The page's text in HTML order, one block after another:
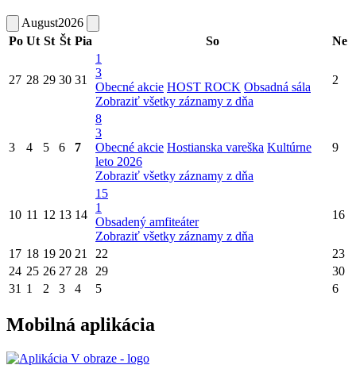
August2026
Po Ut St Št Pia So Ne
27 28 29 30 31
1
3
Obecné akcie HOST ROCK Obsadná sála
Zobraziť všetky záznamy z dňa
2
3 4 5 6 7
8
3
Obecné akcie Hostianska vareška Kultúrne
leto 2026
Zobraziť všetky záznamy z dňa
9
10 11 12 13 14
15
1
Obsadený amfiteáter
Zobraziť všetky záznamy z dňa
16
17 18 19 20 21 22
23
24 25 26 27 28 29
30
31 1 2 3 4 5 6
Mobilná aplikácia